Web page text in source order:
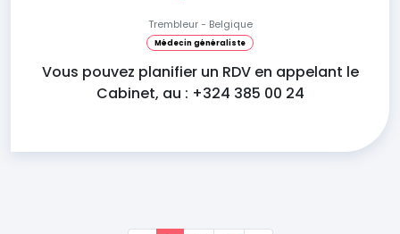
Trembleur - Belgique
Médecin généraliste
Vous pouvez planifier un RDV en appelant le
Cabinet, au : +324 385 00 24